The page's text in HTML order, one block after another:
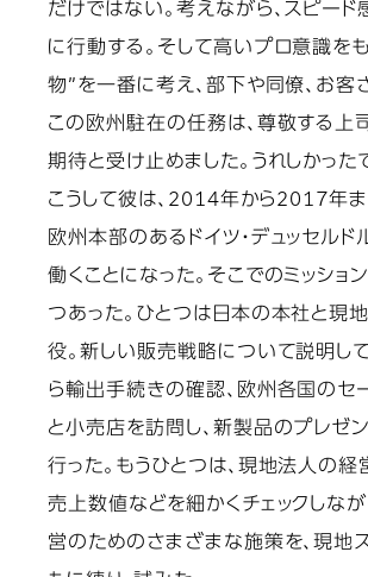
だけではない。考えながら、スピード
に行動する。そして高いプロ意識を
物”を一番に考え、部下や同僚、お客
この欧州駐在の任務は、尊敬する上
期待と受け止めました。うれしかった
こうして彼は、2014年から2017年ま
欧州本部のあるドイツ・デュッセルド
働くことになった。そこでのミッショ
つあった。ひとつは日本の本社と現
役。新しい販売戦略について説明し
ら輸出手続きの確認、欧州各国のセ
と小売店を訪問し、新製品のプレゼ
行った。もうひとつは、現地法人の経
売上数値などを細かくチェックしな
営のためのさまざまな施策を、現地